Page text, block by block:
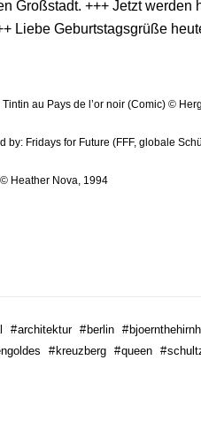
Großstadt. +++ Jetzt
Liebe Geburtstagsgrüße
au Pays de l’or noir (Comic) ©
by: Fridays for Future (FFF, globale
Heather Nova, 1994
#architektur # berlin #
# kreuzberg #queen #